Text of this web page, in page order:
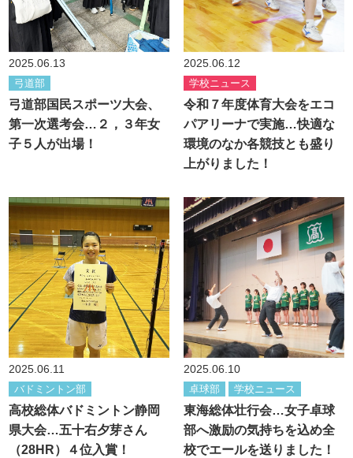
2025.06.13
弓道部
弓道部国民スポーツ大会、
第一次選考会…２，３年女
子５人が出場！
2025.06.12
学校ニュース
令和７年度体育大会をエコ
パアリーナで実施…快適な
環境のなか各競技とも盛り
上がりました！
2025.06.11
バドミントン部
高校総体バドミントン静岡
県大会…五十右夕芽さん
（28HR）４位入賞！
2025.06.10
卓球部 学校ニュース
東海総体壮行会…女子卓球
部へ激励の気持ちを込め全
校でエールを送りました！